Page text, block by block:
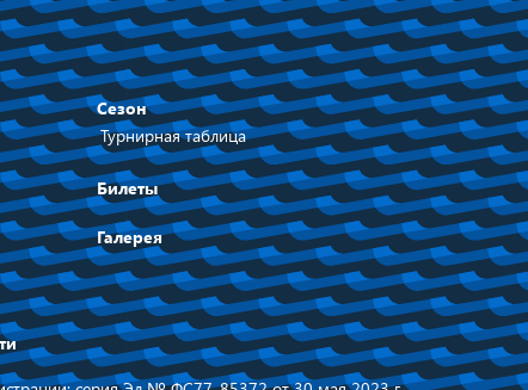
Сезон
Турнирная таблица
Билеты
Галерея